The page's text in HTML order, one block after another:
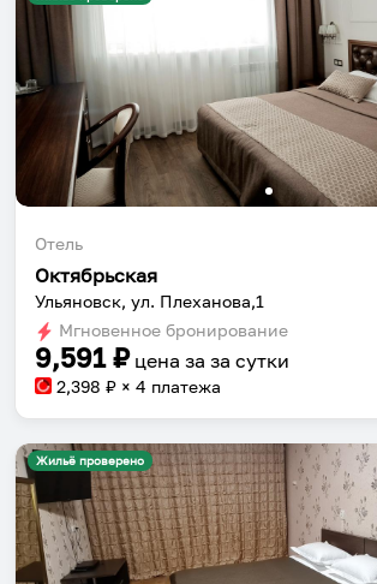
Отель
Октябрьская
Ульяновск, ул. Плеханова,1
Мгновенное бронирование
9,591₽ цена за за сутки
2,398 ₽ × 4 платежа
Жильё проверено